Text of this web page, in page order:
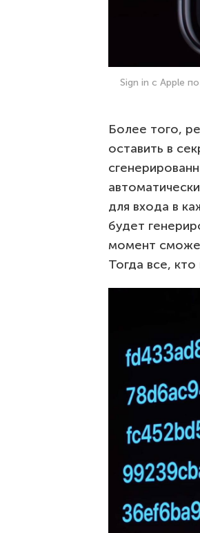
Sign in с Apple
Более того,
оставить в
для входа в
будет
момент
Тогда все,